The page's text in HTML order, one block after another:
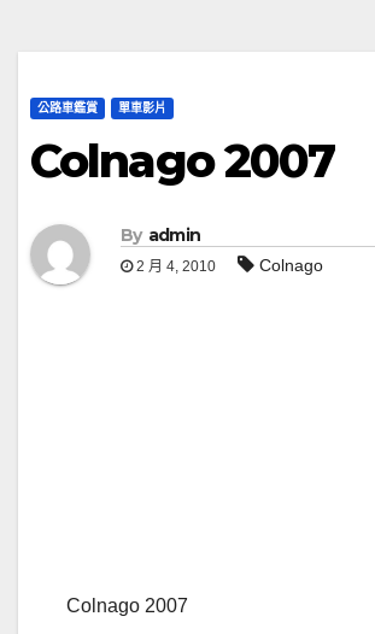
公路車鑑賞 單車影片
Colnago 2007
By admin
2 月 4, 2010 Colnago
Colnago 2007